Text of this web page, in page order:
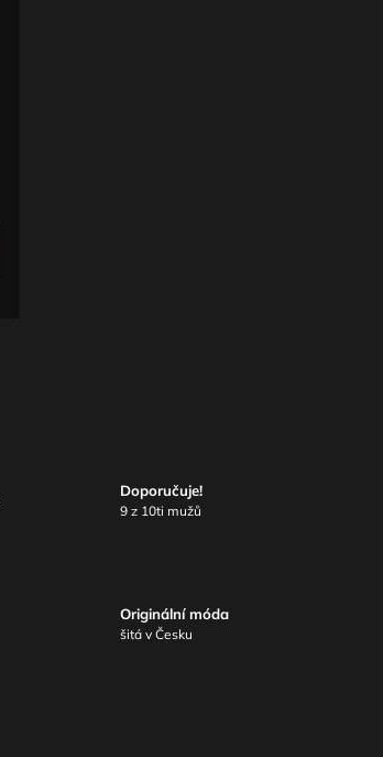
Doporučuje!
9 z 10ti mužů
Originální móda
šitá v Česku